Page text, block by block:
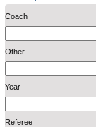
Coach
Other
Year
Referee